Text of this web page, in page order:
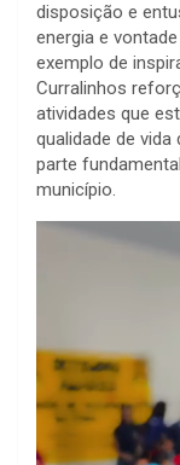
disposição e
energia e
exemplo de
Curralinhos
atividades que
qualidade de
parte
município.